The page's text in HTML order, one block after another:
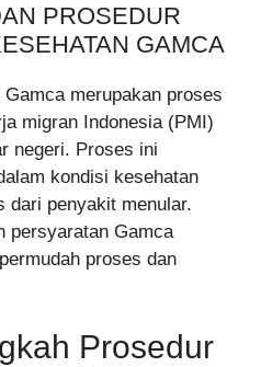
PROSEDUR
GAMCA
merupakan proses
migran Indonesia (PMI)
negeri. Proses ini
kondisi kesehatan
dari penyakit menular.
persyaratan Gamca
proses dan
Prosedur